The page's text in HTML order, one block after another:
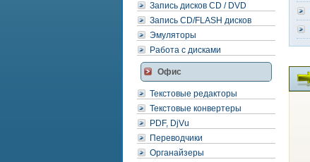
Запись дисков CD / DVD
Запись CD/FLASH дисков
Эмуляторы
Работа с дисками
Офис
Текстовые редакторы
Текстовые конвертеры
PDF, DjVu
Переводчики
Органайзеры